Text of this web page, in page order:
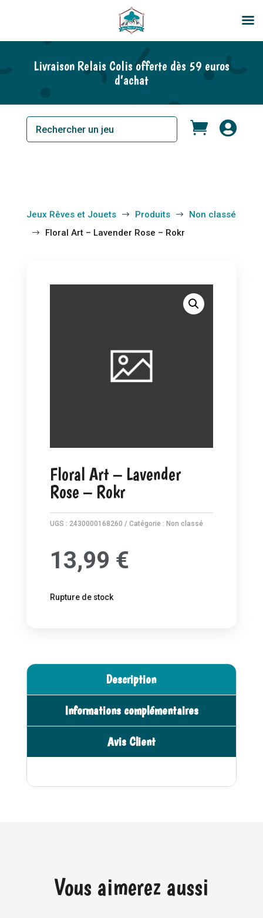
Livraison Relais Colis offerte dès 59 euros
d’achat
 
Jeux Rêves et Jouets $ Produits $ Non classé
$ Floral Art – Lavender Rose – Rokr
Floral Art – Lavender
Rose – Rokr
UGS : 2430000168260 Catégorie : Non classé
13,99 €
Rupture de stock
Description
Informations complémentaires
Avis Client
Vous aimerez aussi